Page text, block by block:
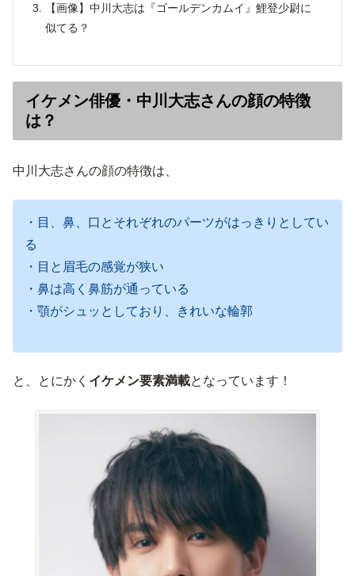
【画像】中川大志は『ゴールデンカムイ』鯉登少尉に
似てる？
イケメン俳優・中川大志さんの顔の特徴
は？
中川大志さんの顔の特徴は、
・目、鼻、口とそれぞれのパーツがはっきりとしてい
る
・目と眉毛の感覚が狭い
・鼻は高く鼻筋が通っている
・顎がシュッとしており、きれいな輪郭
と、とにかく イケメン要素満載となっています！